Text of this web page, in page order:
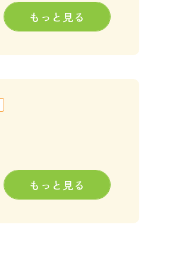
もっと見る
もっと見る